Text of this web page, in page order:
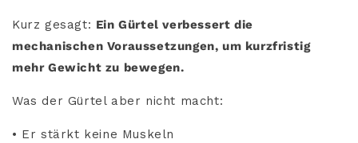
Kurz gesagt: Ein Gürtel verbessert die
mechanischen Voraussetzungen, um kurzfristig
mehr Gewicht zu bewegen.
Was der Gürtel aber nicht macht:
• Er stärkt keine Muskeln